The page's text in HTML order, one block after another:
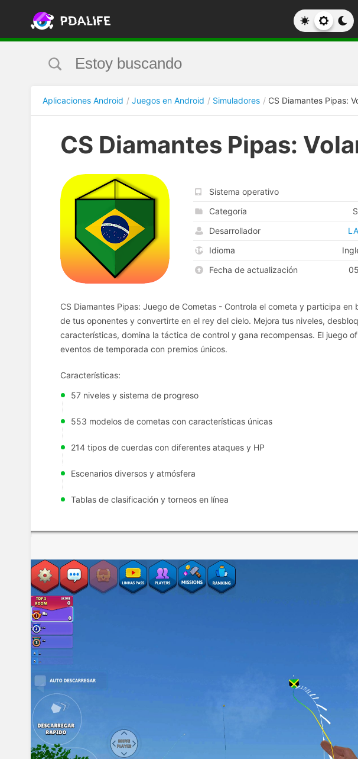
Aplicaciones Android Juegos en Android Simuladores CS Diamantes Pipas:
CS Diamantes Pipas:
Sistema operativo
Categoría
Desarrollador
Idioma
Fecha de actualización
CS Diamantes Pipas: Juego de Cometas - Controla el cometa y participa
de tus oponentes y convertirte en el rey del cielo. Mejora tus niveles,
características, domina la táctica de control y gana recompensas. El juego
eventos de temporada con premios únicos.
Características:
57 niveles y sistema de progreso
553 modelos de cometas con características únicas
214 tipos de cuerdas con diferentes ataques y HP
Escenarios diversos y atmósfera
Tablas de clasificación y torneos en línea